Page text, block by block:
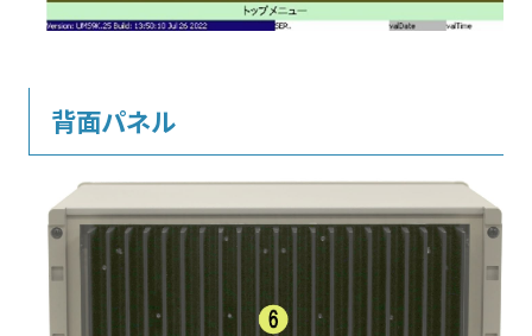
背面パネル